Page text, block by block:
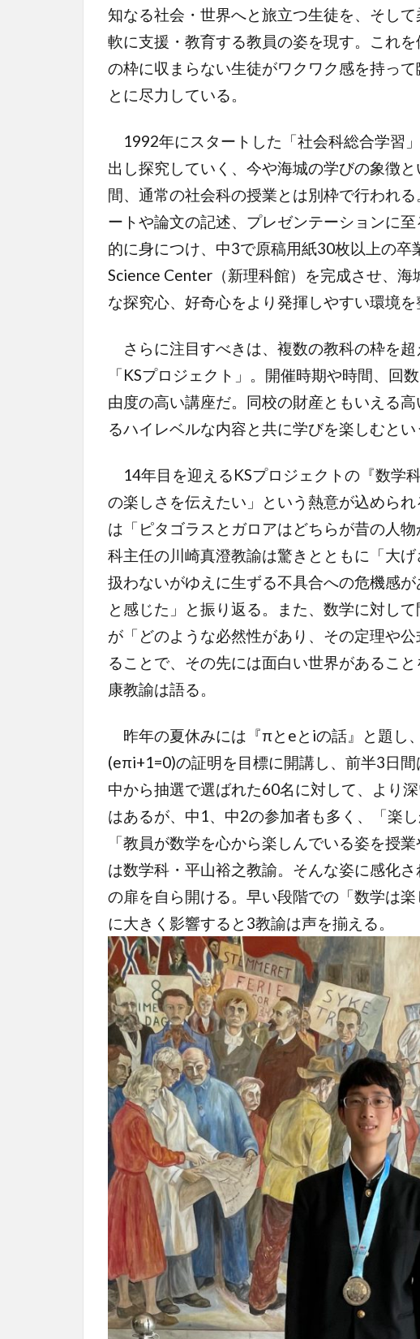
知なる社会・世界へと旅立つ生徒を、そし
軟に支援・教育する教員の姿を現す。これ
の枠に収まらない生徒がワクワク感を持っ
とに尽力している。
1992年にスタートした「社会科総合学習
出し探究していく、今や海城の学びの象徴
間、通常の社会科の授業とは別枠で行われ
ートや論文の記述、プレゼンテーションに
的に身につけ、中3で原稿用紙30枚以上の
Science Center（新理科館）を完成させ、
な探究心、好奇心をより発揮しやすい環境を
さらに注目すべきは、複数の教科の枠を
「KSプロジェクト」。開催時期や時間、回
由度の高い講座だ。同校の財産ともいえる
るハイレベルな内容と共に学びを楽しむとい
14年目を迎えるKSプロジェクトの『数学
の楽しさを伝えたい」という熱意が込めら
は「ピタゴラスとガロアはどちらが昔の人
科主任の川崎真澄教諭は驚きとともに「大
扱わないがゆえに生ずる不具合への危機感
と感じた」と振り返る。また、数学に対し
が「どのような必然性があり、その定理や
ることで、その先には面白い世界があるこ
康教諭は語る。
昨年の夏休みには『πとeとiの話』と題し
(eπi+1=0)の証明を目標に開講し、前半3日
中から抽選で選ばれた60名に対して、より
はあるが、中1、中2の参加者も多く、「楽
「教員が数学を心から楽しんでいる姿を授
は数学科・平山裕之教諭。そんな姿に感化
の扉を自ら開ける。早い段階での「数学は
に大きく影響すると3教諭は声を揃える。